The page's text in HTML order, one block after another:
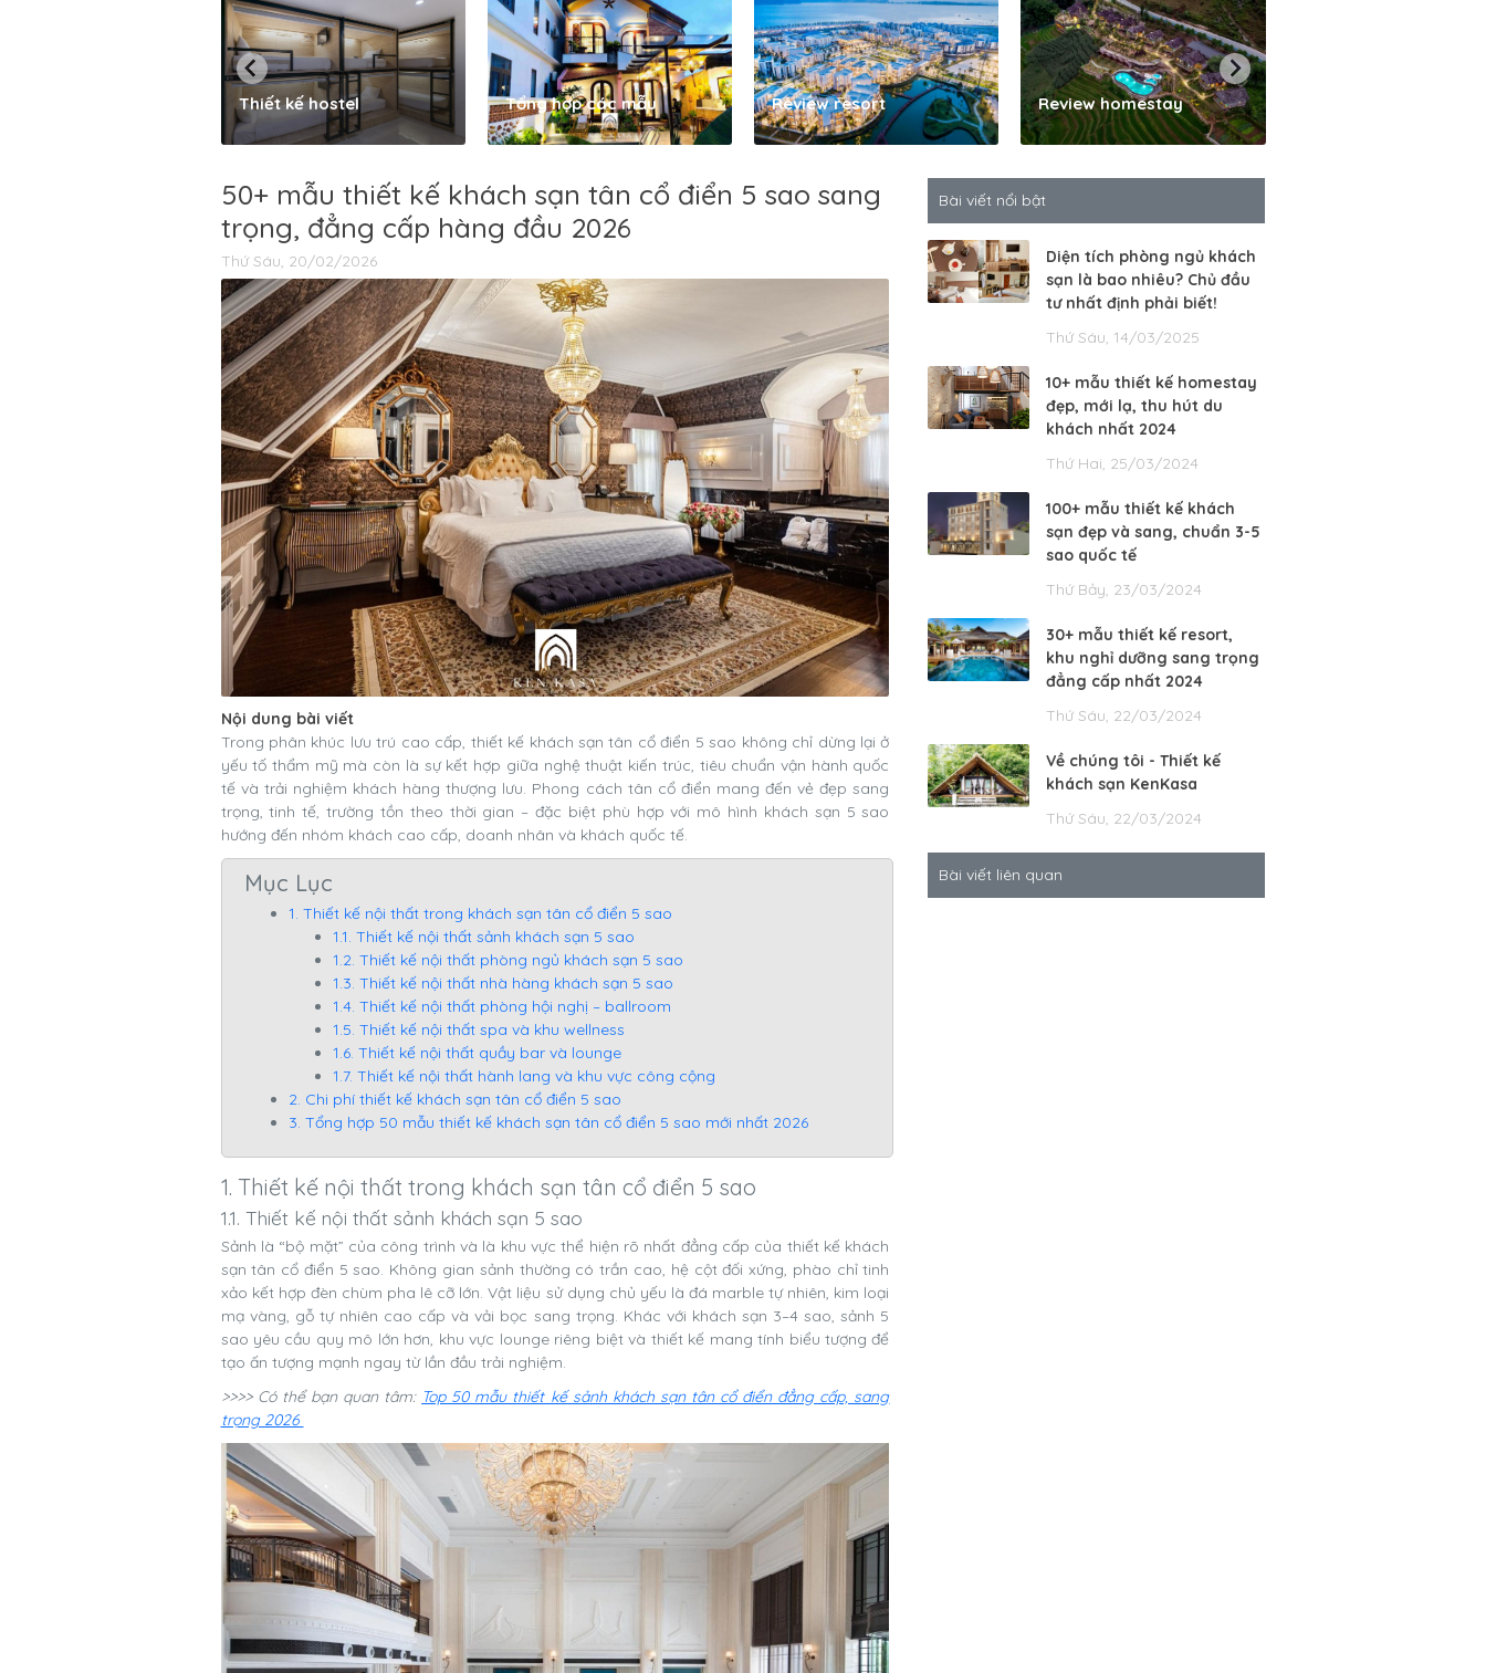
Thiết kế hostel Tổng hợp các mẫu Review resort Review homestay
50+ mẫu thiết kế khách sạn tân cổ điển 5 sao sang
trọng, đẳng cấp hàng đầu 2026
Thứ Sáu, 20/02/2026
Nội dung bài viết
Trong phân khúc lưu trú cao cấp, thiết kế khách sạn tân cổ điển 5 sao không chỉ dừng lại ở
yếu tố thẩm mỹ mà còn là sự kết hợp giữa nghệ thuật kiến trúc, tiêu chuẩn vận hành quốc
tế và trải nghiệm khách hàng thượng lưu. Phong cách tân cổ điển mang đến vẻ đẹp sang
trọng, tinh tế, trường tồn theo thời gian – đặc biệt phù hợp với mô hình khách sạn 5 sao
hướng đến nhóm khách cao cấp, doanh nhân và khách quốc tế.
Mục Lục
1. Thiết kế nội thất trong khách sạn tân cổ điển 5 sao
1.1. Thiết kế nội thất sảnh khách sạn 5 sao
1.2. Thiết kế nội thất phòng ngủ khách sạn 5 sao
1.3. Thiết kế nội thất nhà hàng khách sạn 5 sao
1.4. Thiết kế nội thất phòng hội nghị – ballroom
1.5. Thiết kế nội thất spa và khu wellness
1.6. Thiết kế nội thất quầy bar và lounge
1.7. Thiết kế nội thất hành lang và khu vực công cộng
2. Chi phí thiết kế khách sạn tân cổ điển 5 sao
3. Tổng hợp 50 mẫu thiết kế khách sạn tân cổ điển 5 sao mới nhất 2026
1. Thiết kế nội thất trong khách sạn tân cổ điển 5 sao
1.1. Thiết kế nội thất sảnh khách sạn 5 sao
Sảnh là “bộ mặt” của công trình và là khu vực thể hiện rõ nhất đẳng cấp của thiết kế khách
sạn tân cổ điển 5 sao. Không gian sảnh thường có trần cao, hệ cột đối xứng, phào chỉ tinh
xảo kết hợp đèn chùm pha lê cỡ lớn. Vật liệu sử dụng chủ yếu là đá marble tự nhiên, kim loại
mạ vàng, gỗ tự nhiên cao cấp và vải bọc sang trọng. Khác với khách sạn 3–4 sao, sảnh 5
sao yêu cầu quy mô lớn hơn, khu vực lounge riêng biệt và thiết kế mang tính biểu tượng để
tạo ấn tượng mạnh ngay từ lần đầu trải nghiệm.
>>>> Có thể bạn quan tâm: Top 50 mẫu thiết kế sảnh khách sạn tân cổ điển đẳng cấp, sang
trọng 2026
Bài viết nổi bật
Diện tích phòng ngủ khách
sạn là bao nhiêu? Chủ đầu
tư nhất định phải biết!
Thứ Sáu, 14/03/2025
10+ mẫu thiết kế homestay
đẹp, mới lạ, thu hút du
khách nhất 2024
Thứ Hai, 25/03/2024
100+ mẫu thiết kế khách
sạn đẹp và sang, chuẩn 3-5
sao quốc tế
Thứ Bảy, 23/03/2024
30+ mẫu thiết kế resort,
khu nghỉ dưỡng sang trọng
đẳng cấp nhất 2024
Thứ Sáu, 22/03/2024
Về chúng tôi - Thiết kế
khách sạn KenKasa
Thứ Sáu, 22/03/2024
Bài viết liên quan